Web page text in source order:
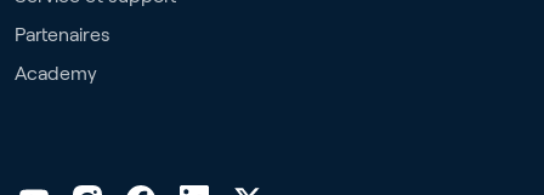
Partenaires
Academy